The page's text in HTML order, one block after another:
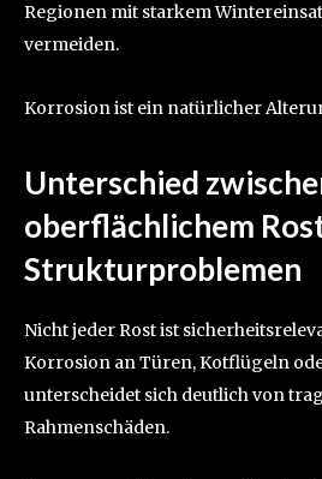
Regionen mit starkem
vermeiden.
Korrosion ist ein natürlicher
Unterschied
oberflächlichem
Strukturproblemen
Nicht jeder Rost ist
Korrosion an Türen, Kotflügeln
unterscheidet sich deutlich von
Rahmenschäden.